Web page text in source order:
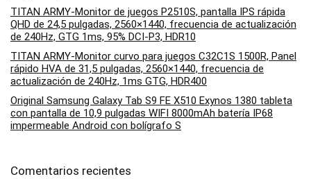
TITAN ARMY-Monitor de juegos P2510S, pantalla IPS rápida
QHD de 24,5 pulgadas, 2560×1440, frecuencia de actualización
de 240Hz, GTG 1ms, 95% DCI-P3, HDR10
TITAN ARMY-Monitor curvo para juegos C32C1S 1500R, Panel
rápido HVA de 31,5 pulgadas, 2560×1440, frecuencia de
actualización de 240Hz, 1ms GTG, HDR400
Original Samsung Galaxy Tab S9 FE X510 Exynos 1380 tableta
con pantalla de 10,9 pulgadas WIFI 8000mAh batería IP68
impermeable Android con bolígrafo S
Comentarios recientes